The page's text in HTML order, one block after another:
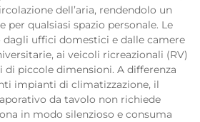
dell’aria, rendendolo un
per qualsiasi spazio personale. Le
dagli uffici domestici e dalle camere
ai veicoli ricreazionali (RV)
piccole dimensioni. A differenza
impianti di climatizzazione, il
da tavolo non richiede
in modo silenzioso e consuma